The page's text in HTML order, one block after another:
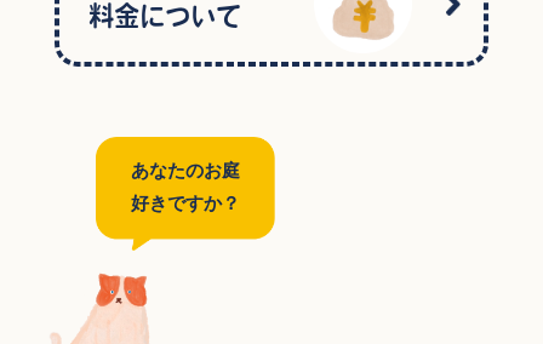
料金について
あなたのお庭
好きですか？